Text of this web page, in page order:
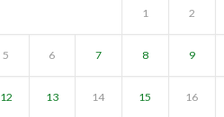
1 2
5 6 7 8 9
12 13 14 15 16